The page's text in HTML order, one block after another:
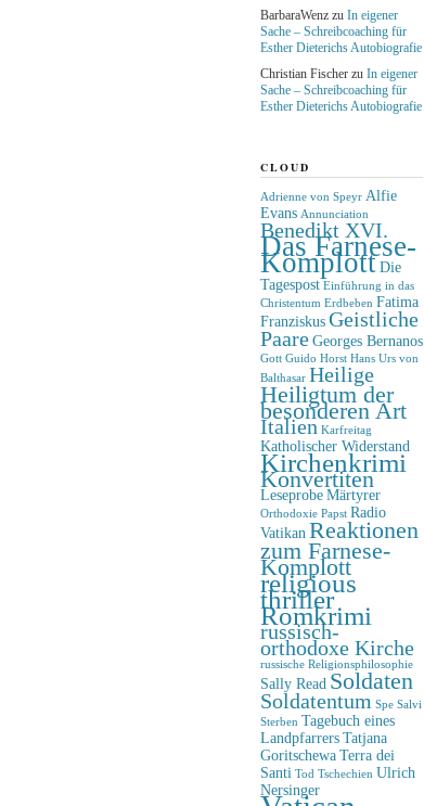
BarbaraWenzzu In eigener
Sache – Schreibcoaching für
Esther Dieterichs Autobiografie
Christian Fischerzu In eigener
Sache – Schreibcoaching für
Esther Dieterichs Autobiografie
CLOUD
Adrienne von Speyr Alfie
Evans Annunciation
Benedikt XVI.
Das Farnese-
Komplott Die
Tagespost Einführung in das
Christentum Erdbeben Fatima
Franziskus Geistliche
Paare Georges Bernanos
Gott Guido Horst Hans Urs von
Balthasar Heilige
Heiligtum der
besonderen Art
Italien Karfreitag
Katholischer Widerstand
Kirchenkrimi
Konvertiten
Leseprobe Märtyrer
Orthodoxie Papst Radio
Vatikan Reaktionen
zum Farnese-
Komplott
religious
thriller
Romkrimi
russisch-
orthodoxe Kirche
russische Religionsphilosophie
Sally Read Soldaten
Soldatentum Spe Salvi
Sterben Tagebuch eines
Landpfarrers Tatjana
Goritschewa Terra dei
Santi Tod Tschechien Ulrich
Nersinger